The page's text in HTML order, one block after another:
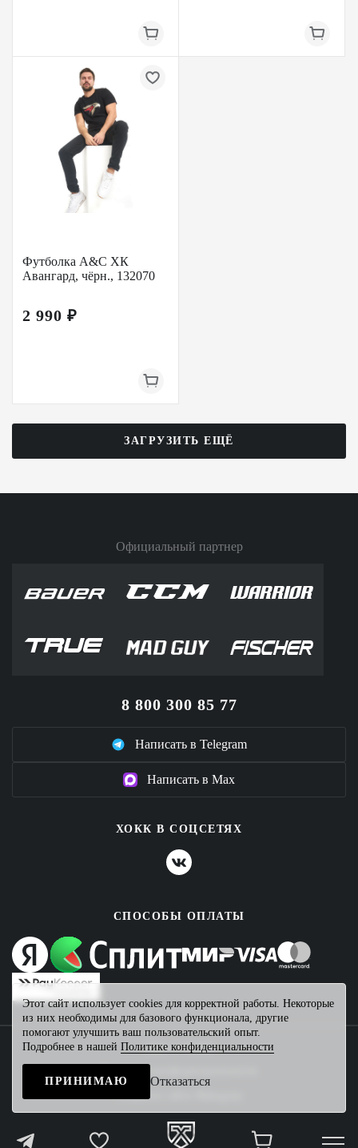
Футболка A&C ХК
Авангард, чёрн., 132070
2 990 ₽
ЗАГРУЗИТЬ ЕЩЁ
Официальный партнер
8 800 300 85 77
Написать в Telegram
Написать в Max
ХОКК В СОЦСЕТЯХ
СПОСОБЫ ОПЛАТЫ
2026 © ХОКК
Создание сайта
Этот сайт использует cookies для корректной работы. Некоторые
из них необходимы для базового функционала, другие
помогают улучшить ваш пользовательский опыт.
Подробнее в нашей Политике конфиденциальности
ПРИНИМАЮ Отказаться